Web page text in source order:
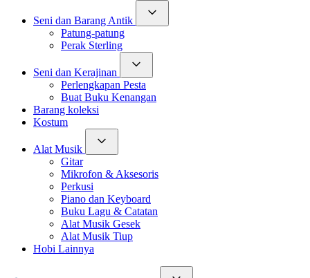
Seni dan Barang Antik
Patung-patung
Perak Sterling
Seni dan Kerajinan
Perlengkapan Pesta
Buat Buku Kenangan
Barang koleksi
Kostum
Alat Musik
Gitar
Mikrofon & Aksesoris
Perkusi
Piano dan Keyboard
Buku Lagu & Catatan
Alat Musik Gesek
Alat Musik Tiup
Hobi Lainnya